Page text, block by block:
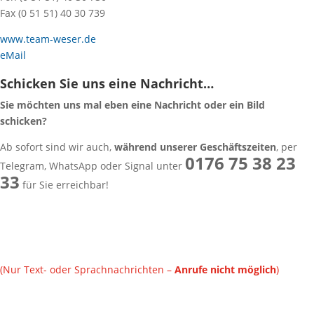
Fax (0 51 51) 40 30 739
www.team-weser.de
eMail
Schicken Sie uns eine Nachricht…
Sie möchten uns mal eben eine Nachricht oder ein Bild
schicken?
Ab sofort sind wir auch, während unserer Geschäftszeiten, per
Telegram, WhatsApp oder Signal unter 0176 75 38 23
33 für Sie erreichbar!
(Nur Text- oder Sprachnachrichten – Anrufe nicht möglich)